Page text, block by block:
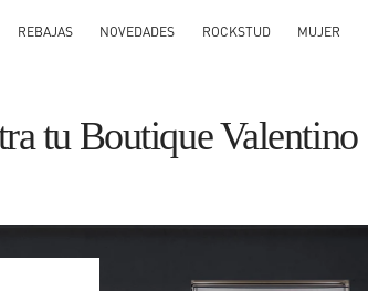
REBAJAS NOVEDADES ROCKSTUD MUJER
tu Boutique Valentino